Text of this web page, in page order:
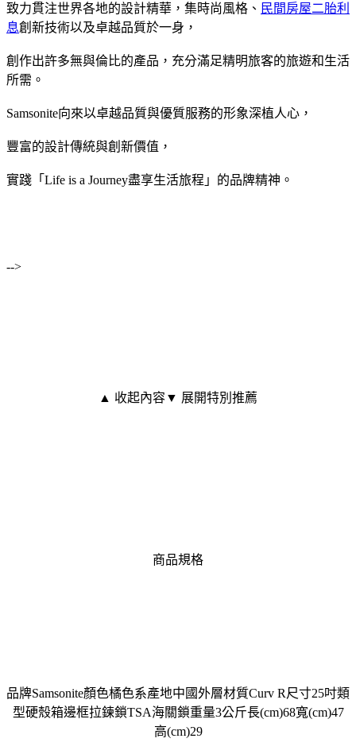
致力貫注世界各地的設計精華，集時尚風格、 民間房屋二胎利
息創新技術以及卓越品質於一身，
創作出許多無與倫比的產品，充分滿足精明旅客的旅遊和生活
所需。
Samsonite向來以卓越品質與優質服務的形象深植人心，
豐富的設計傳統與創新價值，
實踐「Life is a Journey盡享生活旅程」的品牌精神。
-->
▲ 收起內容▼ 展開特別推薦
商品規格
品牌Samsonite顏色橘色系產地中國外層材質Curv R尺寸25吋類
型硬殼箱邊框拉鍊鎖TSA海關鎖重量3公斤長(cm)68寬(cm)47
高(cm)29